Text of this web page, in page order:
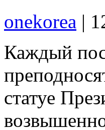
onekorea |
Каждый
статуе